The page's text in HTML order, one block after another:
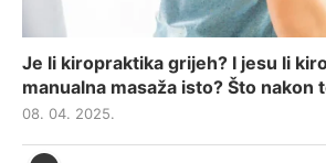
Je li kiropraktika grijeh? I jesu li
manualna masaža isto? Što nakon
08. 04. 2025.